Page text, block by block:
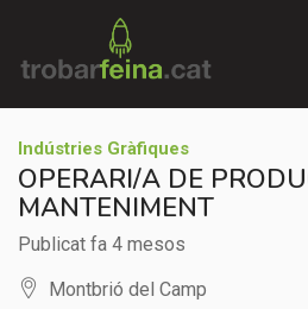
Indústries Gràfiques
OPERARI/A DE
MANTENIMENT
Publicat fa 4 mesos
Montbrió del Camp